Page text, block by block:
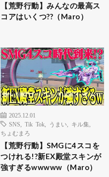
【荒野行動】みんなの最高ス
コアはいくつ??（Maro）
2025.12.01
SNS
Tik Tok うまい キル集
ちょむまろ
【荒野行動】SMGに4スコを
つけれる!?新EX殿堂スキンが
強すぎるwwwww（Maro）